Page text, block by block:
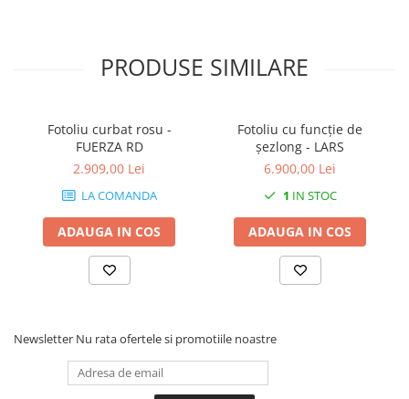
PRODUSE SIMILARE
Fotoliu curbat rosu -
FUERZA RD
2.909,00 Lei
LA COMANDA
ADAUGA IN COS
Fotoliu cu funcție de
șezlong - LARS
6.900,00 Lei
1 IN STOC
ADAUGA IN COS
Newsletter Nu rata ofertele si promotiile noastre